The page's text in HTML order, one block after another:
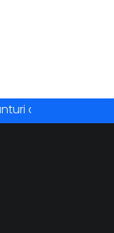
online •